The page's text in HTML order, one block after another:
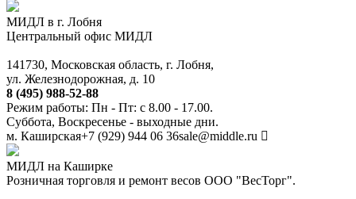
МИДЛ в г. Лобня
Центральный офис МИДЛ
141730, Московская область, г. Лобня,
ул. Железнодорожная, д. 10
8 (495) 988-52-88
Режим работы: Пн - Пт: с 8.00 - 17.00.
Суббота, Воскресенье - выходные дни.
м. Каширская+7 (929) 944 06 36sale@middle.ru
МИДЛ на Каширке
Розничная торговля и ремонт весов ООО "ВесТорг".